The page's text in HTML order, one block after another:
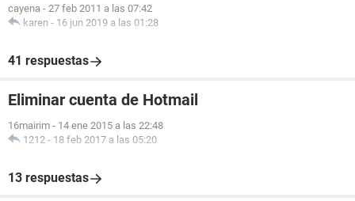
cayena - 27 feb 2011 a las 07:42
karen - 16 jun 2019 a las 01:28
41 respuestas
Eliminar cuenta de Hotmail
16mairim - 14 ene 2015 a las 22:48
1212 - 18 feb 2017 a las 05:20
13 respuestas